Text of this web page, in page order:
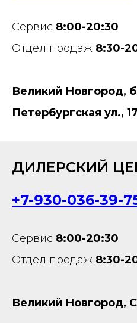
Сервис 8:00-20:30
Отдел продаж 8:30-
Великий Новгород,
Петербургская ул.,
ДИЛЕРСКИЙ
+7-930-036-39-
Сервис 8:00-20:30
Отдел продаж 8:30-
Великий Новгород,